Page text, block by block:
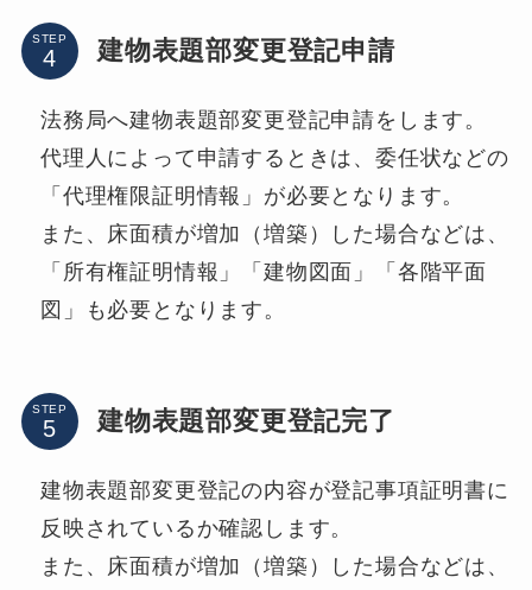
STEP 建物表題部変更登記申請
法務局へ建物表題部変更登記申請をします。
代理人によって申請するときは、委任状などの
「代理権限証明情報」が必要となります。
また、床面積が増加（増築）した場合などは、
「所有権証明情報」「建物図面」「各階平面
図」も必要となります。
STEP 建物表題部変更登記完了
建物表題部変更登記の内容が登記事項証明書に
反映されているか確認します。
また、床面積が増加（増築）した場合などは、